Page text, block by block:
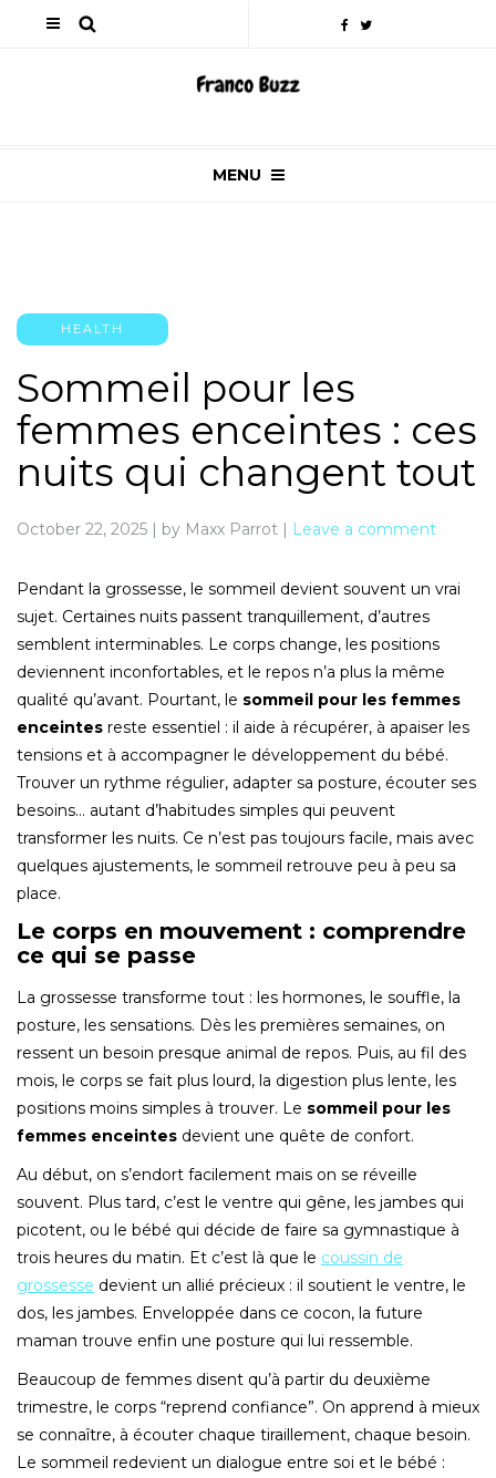
MENU
HEALTH
Sommeil pour les
femmes enceintes : ces
nuits qui changent tout
October 22, 2025 | by Maxx Parrot | Leave a comment
Pendant la grossesse, le sommeil devient souvent un vrai
sujet. Certaines nuits passent tranquillement, d’autres
semblent interminables. Le corps change, les positions
deviennent inconfortables, et le repos n’a plus la même
qualité qu’avant. Pourtant, le sommeil pour les femmes
enceintes reste essentiel : il aide à récupérer, à apaiser les
tensions et à accompagner le développement du bébé.
Trouver un rythme régulier, adapter sa posture, écouter ses
besoins… autant d’habitudes simples qui peuvent
transformer les nuits. Ce n’est pas toujours facile, mais avec
quelques ajustements, le sommeil retrouve peu à peu sa
place.
Le corps en mouvement : comprendre
ce qui se passe
La grossesse transforme tout : les hormones, le souffle, la
posture, les sensations. Dès les premières semaines, on
ressent un besoin presque animal de repos. Puis, au fil des
mois, le corps se fait plus lourd, la digestion plus lente, les
positions moins simples à trouver. Le sommeil pour les
femmes enceintes devient une quête de confort.
Au début, on s’endort facilement mais on se réveille
souvent. Plus tard, c’est le ventre qui gêne, les jambes qui
picotent, ou le bébé qui décide de faire sa gymnastique à
trois heures du matin. Et c’est là que le coussin de
grossesse devient un allié précieux : il soutient le ventre, le
dos, les jambes. Enveloppée dans ce cocon, la future
maman trouve enfin une posture qui lui ressemble.
Beaucoup de femmes disent qu’à partir du deuxième
trimestre, le corps “reprend confiance”. On apprend à mieux
se connaître, à écouter chaque tiraillement, chaque besoin.
Le sommeil redevient un dialogue entre soi et le bébé :